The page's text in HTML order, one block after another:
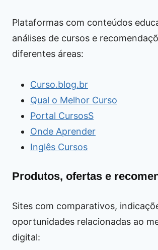
Plataformas com conteúdos
análises de cursos e
diferentes áreas:
Curso.blog.br
Qual o Melhor Curso
Portal CursosS
Onde Aprender
Inglês Cursos
Produtos, ofertas e
Sites com comparativos,
oportunidades relacionadas ao
digital: